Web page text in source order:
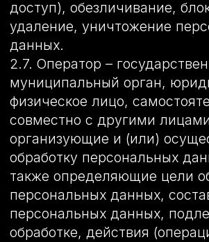
персональные данные, разрешенные для
распространения).
2.10. Пользователь – любой посетитель
веб-сайта http://оклейка-авто-
пленкой.com.
2.11. Предоставление персональных
данных – действия, направленные на
раскрытие персональных данных
определенному лицу или
определенному кругу лиц.
2.12. Распространение персональных
данных – любые действия,
направленные на раскрытие
персональных данных неопределенному
кругу лиц (передача персональных
данных) или на ознакомление с
персональными данными
неограниченного круга лиц, в том числе